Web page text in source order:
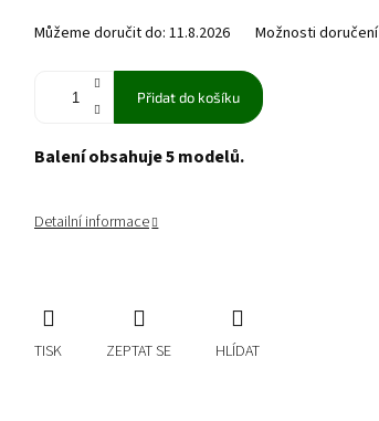
Můžeme doručit do: 11.8.2026 Možnosti doručení
Přidat do košíku
Balení obsahuje 5 modelů.
Detailní informace
TISK ZEPTAT SE HLÍDAT